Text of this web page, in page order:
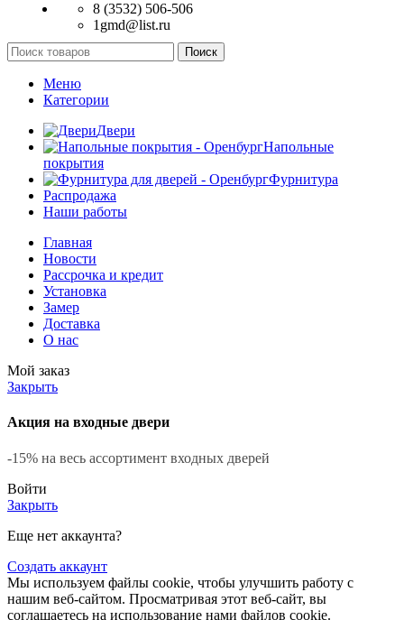
8 (3532) 506-506
1gmd@list.ru
Поиск
Меню
Категории
Двери
Напольные
покрытия
Фурнитура
Распродажа
Наши работы
Главная
Новости
Рассрочка и кредит
Установка
Замер
Доставка
О нас
Мой заказ
Закрыть
Акция на входные двери
-15% на весь ассортимент входных дверей
Войти
Закрыть
Еще нет аккаунта?
Создать аккаунт
Мы используем файлы cookie, чтобы улучшить работу с
нашим веб-сайтом. Просматривая этот веб-сайт, вы
соглашаетесь на использование нами файлов cookie.